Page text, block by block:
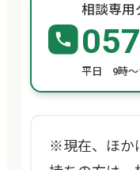
相談専用
平日 9時～
※現在、ほか